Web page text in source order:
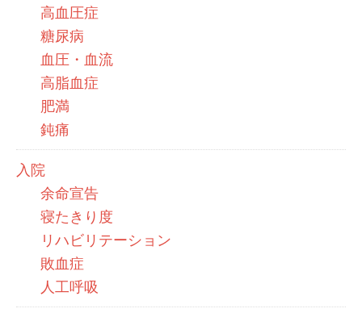
高血圧症
糖尿病
血圧・血流
高脂血症
肥満
鈍痛
入院
余命宣告
寝たきり度
リハビリテーション
敗血症
人工呼吸